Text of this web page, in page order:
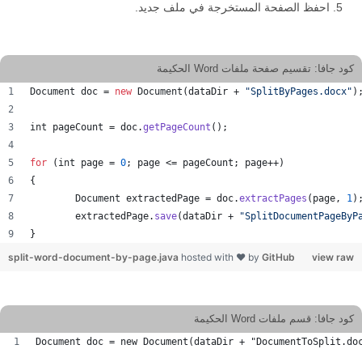
احفظ الصفحة المستخرجة في ملف جديد.
كود جافا: تقسيم صفحة ملفات Word الحكيمة
Document doc = new Document (dataDir + "SplitByPages.docx"
int pageCount = doc.getPageCount ();
for ( int page = 0; page <= pageCount ; page++)
{
Document extractedPage = doc.extractPages ( page, 1
extractedPage. save(dataDir +
}
view raw
split-word-document-by-page.java hosted with ❤ by GitHub
كود جافا: قسم ملفات Word الحكيمة
Document doc = new Document(dataDir +